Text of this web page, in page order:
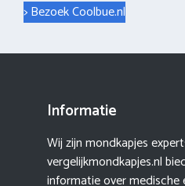
> Bezoek Coolbue.nl
Informatie
Wij zijn mondkapjes
vergelijkmondkapjes.nl
informatie over medische